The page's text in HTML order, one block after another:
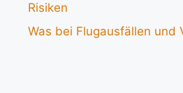
Risiken
Was bei Flugausfällen und